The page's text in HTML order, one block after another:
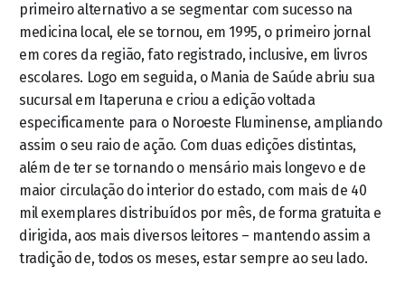
primeiro alternativo a se segmentar com sucesso na
medicina local, ele se tornou, em 1995, o primeiro jornal
em cores da região, fato registrado, inclusive, em livros
escolares. Logo em seguida, o Mania de Saúde abriu sua
sucursal em Itaperuna e criou a edição voltada
especificamente para o Noroeste Fluminense, ampliando
assim o seu raio de ação. Com duas edições distintas,
além de ter se tornando o mensário mais longevo e de
maior circulação do interior do estado, com mais de 40
mil exemplares distribuídos por mês, de forma gratuita e
dirigida, aos mais diversos leitores – mantendo assim a
tradição de, todos os meses, estar sempre ao seu lado.